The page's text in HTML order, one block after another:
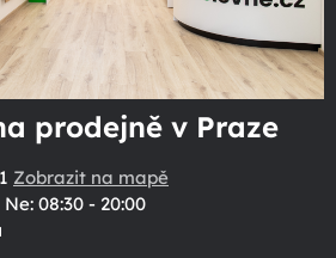
prodejně v Praze
Zobrazit na mapě
Ne: 08:30 - 20:00